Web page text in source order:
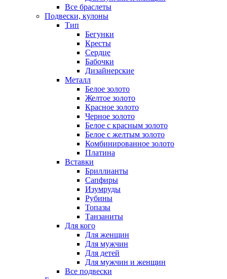
Все браслеты
Подвески, кулоны
Тип
Бегунки
Кресты
Сердце
Бабочки
Дизайнерские
Металл
Белое золото
Желтое золото
Красное золото
Черное золото
Белое с красным золото
Белое с желтым золото
Комбинированное золото
Платина
Вставки
Бриллианты
Сапфиры
Изумруды
Рубины
Топазы
Танзаниты
Для кого
Для женщин
Для мужчин
Для детей
Для мужчин и женщин
Все подвески